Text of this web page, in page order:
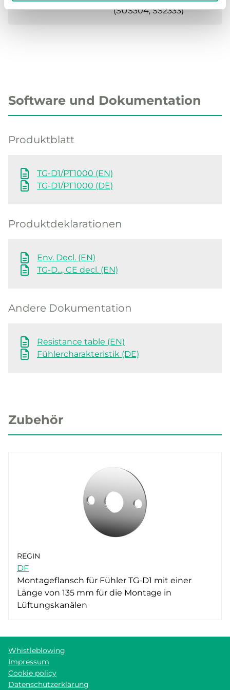
(SUS304, SS2333)
Software und Dokumentation
Produktblatt
TG-D1/PT1000 (EN)
TG-D1/PT1000 (DE)
Produktdeklarationen
Env. Decl. (EN)
TG-D..., CE decl. (EN)
Andere Dokumentation
Resistance table (EN)
Fühlercharakteristik (DE)
Zubehör
REGIN
DF
Montageflansch für Fühler TG-D1 mit einer
Länge von 135 mm für die Montage in
Lüftungskanälen
Whistleblowing
Impressum
Cookie policy
Datenschutzerklärung